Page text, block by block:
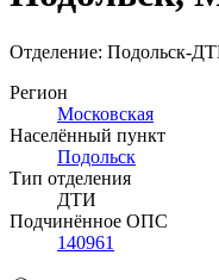
Отделение: Подольск-
Регион
Московская
Населённый пункт
Подольск
Тип отделения
ДТИ
Подчинённое ОПС
140961